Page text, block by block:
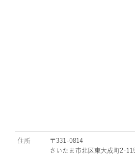
住所
〒331-0814
さいたま市北区東大成町2-